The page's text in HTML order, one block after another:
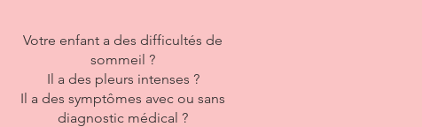
Votre enfant a des difficultés de
sommeil ?
Il a des pleurs intenses ?
Il a des symptômes avec ou sans
diagnostic médical ?